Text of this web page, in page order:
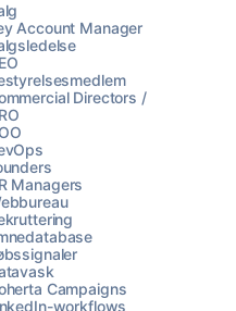
Account Manager
Directors /
Managers
Campaigns
workflows